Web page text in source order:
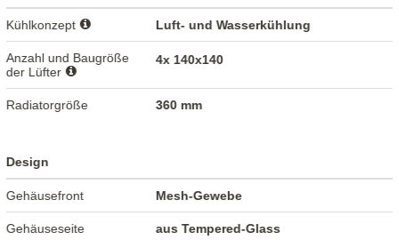
Kühlkonzept Luft- und Wasserkühlung
Anzahl und Baugröße
der Lüfter
4x 140x140
Radiatorgröße 360 mm
Design
Gehäusefront Mesh-Gewebe
Gehäuseseite aus Tempered-Glass